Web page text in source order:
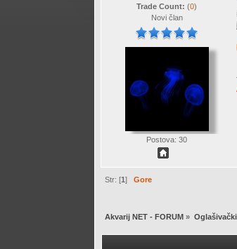
Trade Count:(0)
Novi član
Postova: 30
Str: [1] Gore
Akvarij NET - FORUM »